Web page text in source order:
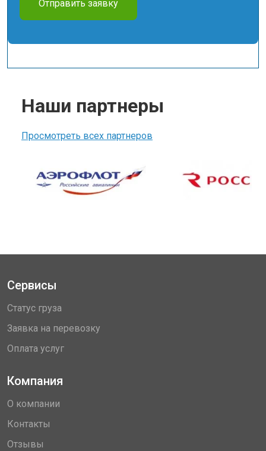
Отправить заявку
Наши партнеры
Просмотреть всех партнеров
Сервисы
Статус груза
Заявка на перевозку
Оплата услуг
Компания
О компании
Контакты
Отзывы